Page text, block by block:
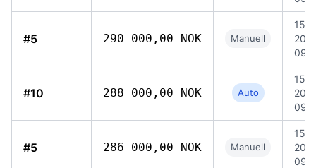
#5 290 000,00 NOK Manuell
15
#10 288 000,00 NOK Auto
15
#5 286 000,00 NOK Manuell
15